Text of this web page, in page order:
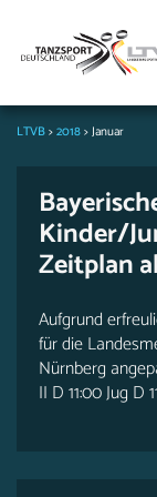
LTVB>2018>Januar
Kinder/
Zeitplan
Aufgrund
für die
Nürnberg
II D 11:00 Jug D